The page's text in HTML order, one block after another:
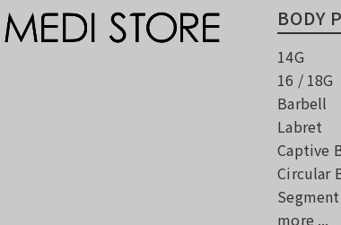
BODY
14G
16 / 18G
Barbell
Labret
Captive
Circular
more ...